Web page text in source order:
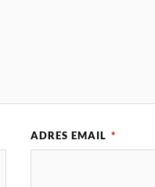
ADRES EMAIL *